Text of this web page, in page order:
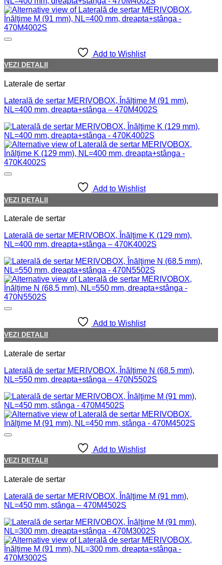
Add to Wishlist
VEZI DETALII
Laterale de sertar
Laterală de sertar MERIVOBOX, Înălţime M (91 mm),
NL=400 mm, dreapta+stânga – 470M4002S
Add to Wishlist
VEZI DETALII
Laterale de sertar
Laterală de sertar MERIVOBOX, Înălţime K (129 mm),
NL=400 mm, dreapta+stânga – 470K4002S
Add to Wishlist
VEZI DETALII
Laterale de sertar
Laterală de sertar MERIVOBOX, Înălţime N (68.5 mm),
NL=550 mm, dreapta+stânga – 470N5502S
Add to Wishlist
VEZI DETALII
Laterale de sertar
Laterală de sertar MERIVOBOX, Înălţime M (91 mm),
NL=450 mm, stânga – 470M4502S